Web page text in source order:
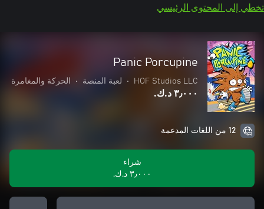
تخطي إلى المحتوى الرئيسي
Panic Porcupine
HOF Studios LLC
• لعبة المنصة • الحركة والمغامرة
٣٫٠٠٠ د.ك.‏
12 من اللغات المدعمة
شراء
٣٫٠٠٠ د.ك.‏